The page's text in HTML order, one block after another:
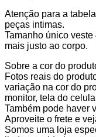
Atenção para a
peças intimas.
Tamanho único
mais justo ao corpo.
Sobre a cor do
Fotos reais do
variação na cor do
monitor, tela do
Também pode haver
Aproveite o frete e
Somos uma loja